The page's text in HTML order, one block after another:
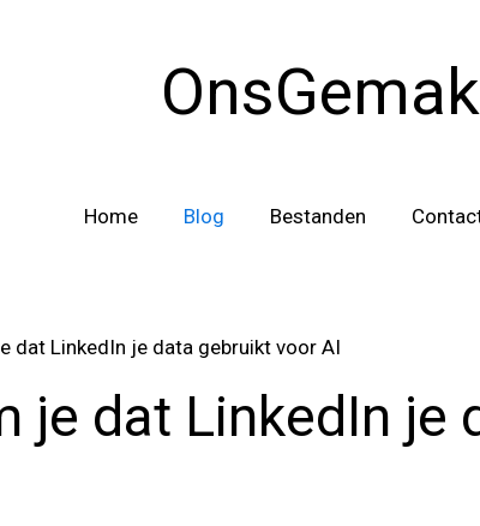
OnsGemak
Home Blog Bestanden
dat LinkedIn je data gebruikt voor AI
je dat LinkedIn je